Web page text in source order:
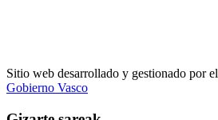
Sitio web desarrollado y gestionado por el
Gobierno Vasco